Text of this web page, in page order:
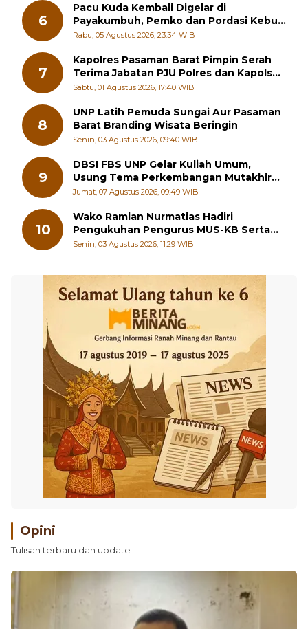
6
Pacu Kuda Kembali Digelar di
Payakumbuh, Pemko dan Pordasi Kebut
Persiapan!
Rabu, 05 Agustus 2026, 23:34 WIB
7
Kapolres Pasaman Barat Pimpin Serah
Terima Jabatan PJU Polres dan Kapolsek
Sungai Beremas
Sabtu, 01 Agustus 2026, 17:40 WIB
8
UNP Latih Pemuda Sungai Aur Pasaman
Barat Branding Wisata Beringin
Senin, 03 Agustus 2026, 09:40 WIB
9
DBSI FBS UNP Gelar Kuliah Umum,
Usung Tema Perkembangan Mutakhir
Sastra Dunia
Jumat, 07 Agustus 2026, 09:49 WIB
10
Wako Ramlan Nurmatias Hadiri
Pengukuhan Pengurus MUS-KB Serta
LMKB Periode 2026-2031,
Senin, 03 Agustus 2026, 11:29 WIB
Opini
Tulisan terbaru dan update